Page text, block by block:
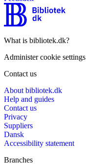
What is bibliotek.dk?
Administer cookie settings
Contact us
About bibliotek.dk
Help and guides
Contact us
Privacy
Suppliers
Dansk
Accessibility statement
Branches